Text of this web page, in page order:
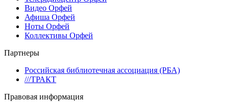
Видео Орфей
Афиша Орфей
Ноты Орфей
Коллективы Орфей
Партнеры
Российская библиотечная ассоциация (РБА)
///ТРАКТ
Правовая информация